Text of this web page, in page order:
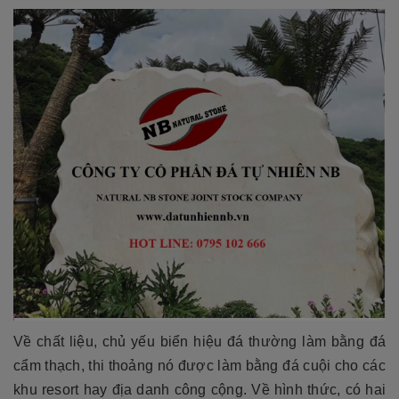
Về chất liệu, chủ yếu biển hiệu đá thường làm bằng đá
cẩm thạch, thi thoảng nó được làm bằng đá cuội cho các
khu resort hay địa danh công cộng. Về hình thức, có hai